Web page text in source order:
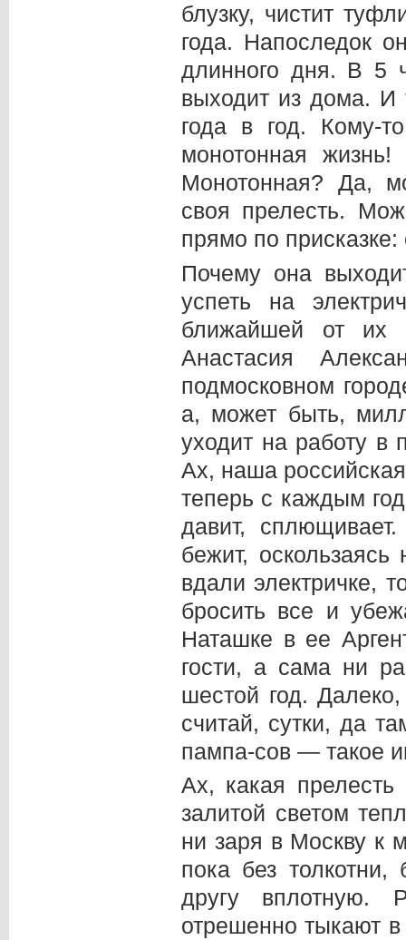
блузку, чистит
года. Напоследок
длинного дня. В 5
выходит из дома. И
года в год. Кому-
монотонная
Монотонная? Да,
своя прелесть.
прямо по
Почему она
успеть на
ближайшей от их
Анастасия
подмосковном
а, может быть,
уходит на работу в
Ах, наша
теперь с каждым
давит,
бежит,
вдали электричке,
бросить все и
Наташке в ее
гости, а сама ни
шестой год.
считай, сутки, да
пампа-сов — такое
Ах, какая прелесть
залитой светом
ни заря в Москву к
пока без
другу вплотную.
отрешенно тыкают